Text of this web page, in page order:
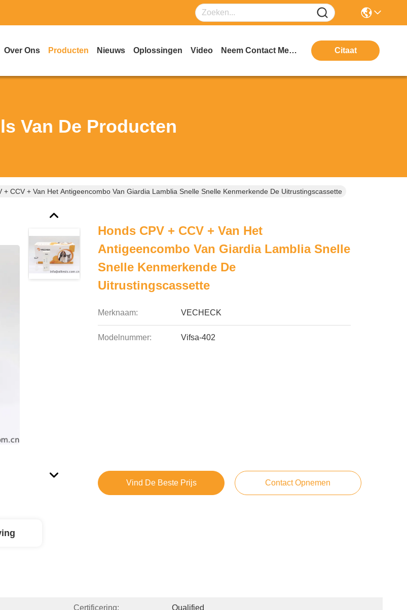
Over Ons Producten Nieuws Oplossingen Video Neem Contact Met Ons Op Citaat
Van De Producten
+ CCV + Van Het Antigeencombo Van Giardia Lamblia Snelle Snelle Kenmerkende De Uitrustingscassette
Honds CPV + CCV + Van Het
Antigeencombo Van Giardia Lamblia Snelle
Snelle Kenmerkende De
Uitrustingscassette
Merknaam: VECHECK
Modelnummer: Vifsa-402
Vind De Beste Prijs Contact Opnemen
Certificering: Qualified